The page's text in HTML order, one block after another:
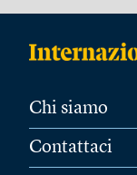
Chi siamo
Contattaci